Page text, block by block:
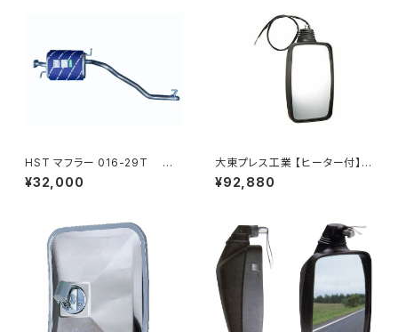
HST マフラー 016-29T コ
モ JVR2E26 イスズ 本体オー
ルステンレス 車検対応 純正同
¥32,000
大東プレス工業 【ヒーター付】
ハイウェイミラー リモコン+ヒー
ター付 DI-6121CXE
¥92,880